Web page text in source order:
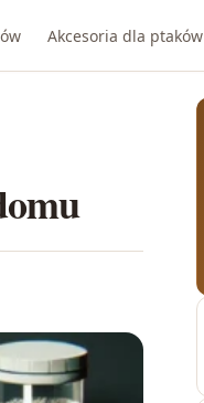
Akcesoria dla ptaków